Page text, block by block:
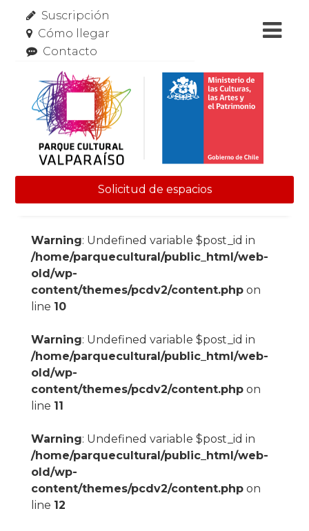
Suscripción
Cómo llegar
Contacto
Solicitud de espacios
Warning: Undefined variable $post_id in
/home/parquecultural/public_html/web-
old/wp-
content/themes/pcdv2/content.phpon
line 10
Warning: Undefined variable $post_id in
/home/parquecultural/public_html/web-
old/wp-
content/themes/pcdv2/content.phpon
line 11
Warning: Undefined variable $post_id in
/home/parquecultural/public_html/web-
old/wp-
content/themes/pcdv2/content.phpon
line 12